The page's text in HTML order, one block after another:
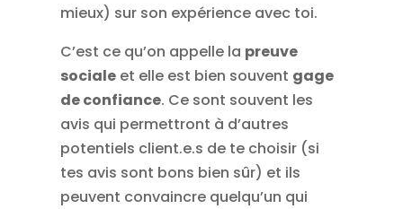
mieux) sur son expérience avec toi.
C’est ce qu’on appelle la preuve
sociale et elle est bien souvent gage
de confiance. Ce sont souvent les
avis qui permettront à d’autres
potentiels client.e.s de te choisir (si
tes avis sont bons bien sûr) et ils
peuvent convaincre quelqu’un qui